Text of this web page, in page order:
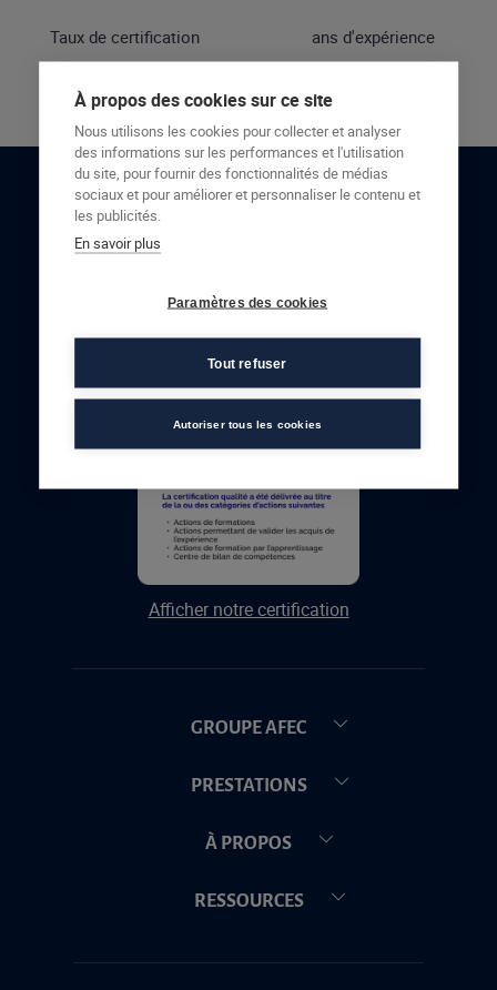
Taux de certification ans d'expérience
RESTONS EN CONTACT
Afficher notre certification
GROUPE AFEC
PRESTATIONS
À PROPOS
RESSOURCES
À propos des cookies sur ce site
Nous utilisons les cookies pour collecter et analyser
des informations sur les performances et l'utilisation
du site, pour fournir des fonctionnalités de médias
sociaux et pour améliorer et personnaliser le contenu et
les publicités.
En savoir plus
Paramètres des cookies
Tout refuser
Autoriser tous les cookies